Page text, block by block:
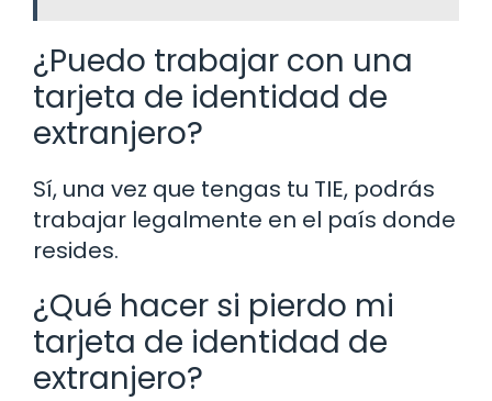
¿Puedo trabajar con una
tarjeta de identidad de
extranjero?
Sí, una vez que tengas tu TIE, podrás
trabajar legalmente en el país donde
resides.
¿Qué hacer si pierdo mi
tarjeta de identidad de
extranjero?